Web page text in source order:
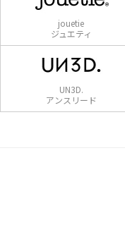
jouetie
ジュエティ
UN3D.
アンスリード